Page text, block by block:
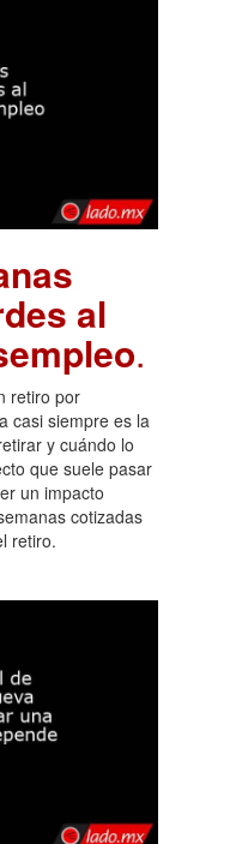
al
.
retiro por
casi siempre es la
y cuándo lo
que suele pasar
un impacto
cotizadas
retiro.